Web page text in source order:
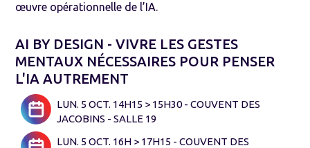
œuvre opérationnelle de l’IA.
AI BY DESIGN - VIVRE LES GESTES
MENTAUX NÉCESSAIRES POUR PENSER
L'IA AUTREMENT
LUN. 5 OCT. 14H15 > 15H30 - COUVENT DES
JACOBINS - SALLE 19
LUN. 5 OCT. 16H > 17H15 - COUVENT DES